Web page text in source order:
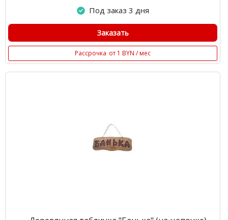
Под заказ 3 дня
Заказать
Рассрочка от 1 BYN / мес